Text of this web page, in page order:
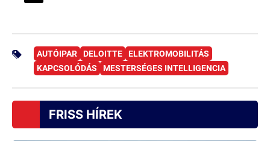
AUTÓIPAR DELOITTE
ELEKTROMOBILITÁS
KAPCSOLÓDÁS
MESTERSÉGES INTELLIGENCIA
FRISS HÍREK